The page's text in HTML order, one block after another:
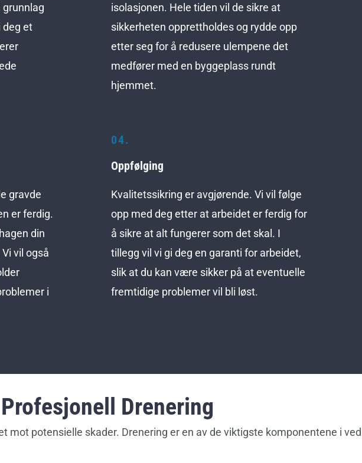
grunnlag
deg et
isolasjonen. Hele tiden vil de sikre at
sikkerheten opprettholdes og rydde opp
etter seg for å redusere ulempene det
medfører med en byggeplass rundt
hjemmet.
gravde
er ferdig.
din
vil også
i
04.
Oppfølging
Kvalitetssikring er avgjørende. Vi vil følge
opp med deg etter at arbeidet er ferdig for
å sikre at alt fungerer som det skal. I
tillegg vil vi gi deg en garanti for arbeidet,
slik at du kan være sikker på at eventuelle
fremtidige problemer vil bli løst.
Drenering
mot potensielle skader. Drenering er en av de viktigste komponentene i